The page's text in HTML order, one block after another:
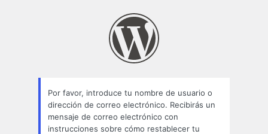
Por favor, introduce tu nombre de usuario o
dirección de correo electrónico. Recibirás un
mensaje de correo electrónico con
instrucciones sobre cómo restablecer tu